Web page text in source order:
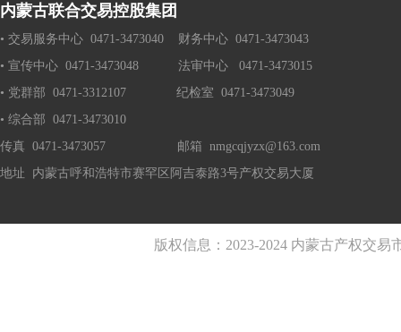
内蒙古联合交易控股集团
• 交易服务中心  0471-3473040    财务中心  0471-3473043
• 宣传中心  0471-3473048           法审中心   0471-3473015
• 党群部  0471-3312107              纪检室  0471-3473049
• 综合部  0471-3473010
传真  0471-3473057                    邮箱  nmgcqjyzx@163.com
地址  内蒙古呼和浩特市赛罕区阿吉泰路3号产权交易大厦
版权信息：2023-2024 内蒙古产权交易